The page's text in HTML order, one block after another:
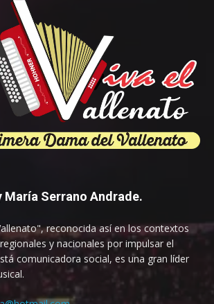
María Serrano Andrade.
reconocida así en los contextos
y nacionales por impulsar el
comunicadora social, es una gran líder